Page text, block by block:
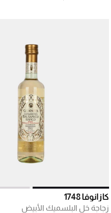
كازانوفا 1748
زجاجة خل البلسميك الأبيض